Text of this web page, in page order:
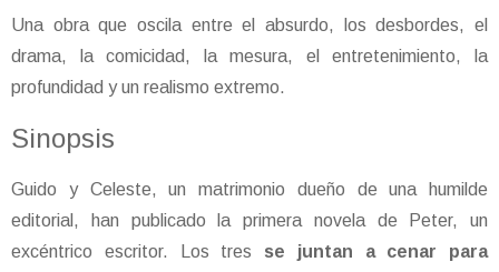
Una obra que oscila entre el absurdo, los desbordes, el
drama, la comicidad, la mesura, el entretenimiento, la
profundidad y un realismo extremo.
Sinopsis
Guido y Celeste, un matrimonio dueño de una humilde
editorial, han publicado la primera novela de Peter, un
excéntrico escritor. Los tres se juntan a cenar para